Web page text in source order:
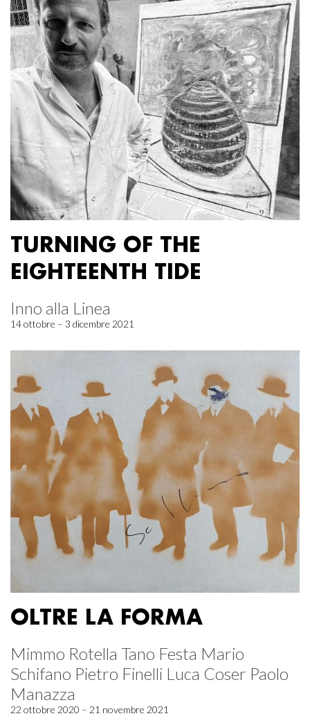
TURNING OF THE
EIGHTEENTH TIDE
Inno alla Linea
14 ottobre – 3 dicembre 2021
OLTRE LA FORMA
Mimmo Rotella Tano Festa Mario
Schifano Pietro Finelli Luca Coser Paolo
Manazza
22 ottobre 2020 – 21 novembre 2021